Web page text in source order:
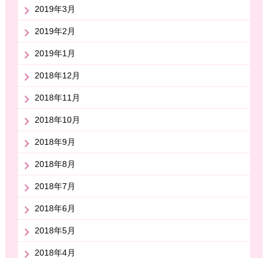
2019年3月
2019年2月
2019年1月
2018年12月
2018年11月
2018年10月
2018年9月
2018年8月
2018年7月
2018年6月
2018年5月
2018年4月